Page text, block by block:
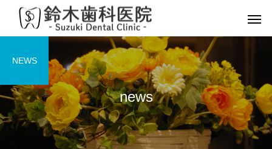
予防歯科 虫歯
news
NEWS